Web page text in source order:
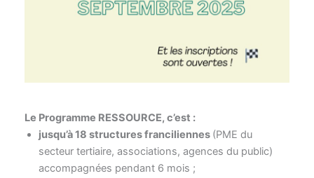
Le Programme RESSOURCE, c’est :
jusqu’à 18 structures franciliennes (PME du
secteur tertiaire, associations, agences du public)
accompagnées pendant 6 mois ;